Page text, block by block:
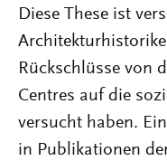
Diese These ist
Rückschlüsse von
Centres auf die
versucht haben.
in Publikationen